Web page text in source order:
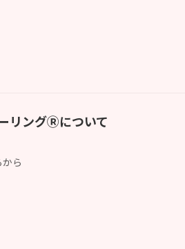
リングⓇについて
ら